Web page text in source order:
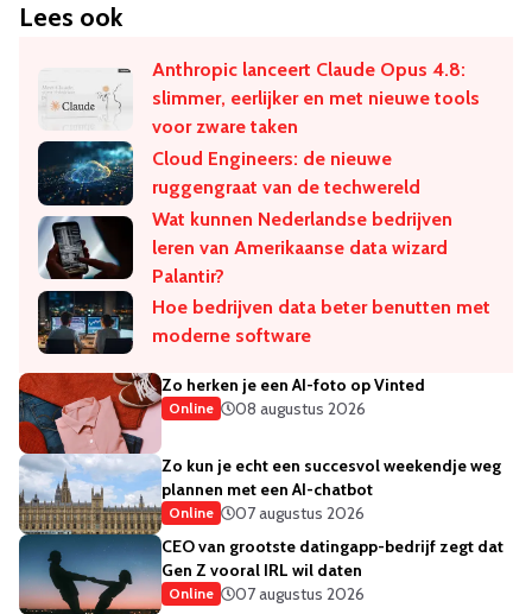
Lees ook
Anthropic lanceert Claude Opus 4.8:
slimmer, eerlijker en met nieuwe tools
voor zware taken
Cloud Engineers: de nieuwe
ruggengraat van de techwereld
Wat kunnen Nederlandse bedrijven
leren van Amerikaanse data wizard
Palantir?
Hoe bedrijven data beter benutten met
moderne software
Zo herken je een AI-foto op Vinted
Online 08 augustus 2026
Zo kun je echt een succesvol weekendje weg
plannen met een AI-chatbot
Online
07 augustus 2026
CEO van grootste datingapp-bedrijf zegt dat
Gen Z vooral IRL wil daten
Online
07 augustus 2026